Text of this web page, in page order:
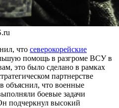
что северокорейские
помощь в разгроме ВСУ в
это было сделано в рамках
партнерстве
что военные
боевые задачи
подчеркнул высокий